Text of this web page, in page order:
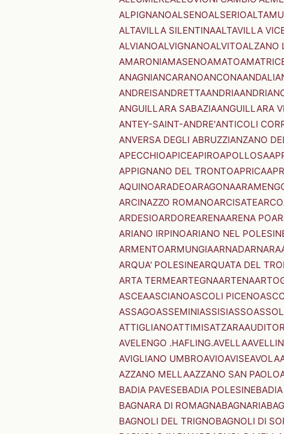
ALPIGNANOALSENOALSERIO
ALTAVILLA SILENTINAALTAVILLA
ALVIANOALVIGNANOALVITOALZANO
AMARONIAMASENOAMATO
ANAGNIANCARANOANCONAANDALI
ANDREISANDRETTAANDRIA
ANGUILLARA SABAZIAANGUILLARA
ANTEY-SAINT-ANDRE'ANTICOLI
ANVERSA DEGLI ABRUZZIANZANO
APECCHIOAPICEAPIROAPOLLOSA
APPIGNANO DEL TRONTOAPRICA
AQUINOARADEOARAGONA
ARCINAZZO ROMANOARCISATEARCO
ARDESIOARDOREARENAARENA PO
ARIANO IRPINOARIANO NEL
ARMENTOARMUNGIAARNADARNARA
ARQUA' POLESINEARQUATA DEL
ARTA TERMEARTEGNAARTENA
ASCEAASCIANOASCOLI PICENO
ASSAGOASSEMINIASSISIASSO
ATTIGLIANOATTIMISATZARA
AVELENGO .HAFLING.AVELLA
AVIGLIANO UMBROAVIOAVISEAVOLA
AZZANO MELLAAZZANO SAN PAOLO
BADIA PAVESEBADIA POLESINE
BAGNARA DI ROMAGNABAGNARIA
BAGNOLI DEL TRIGNOBAGNOLI DI